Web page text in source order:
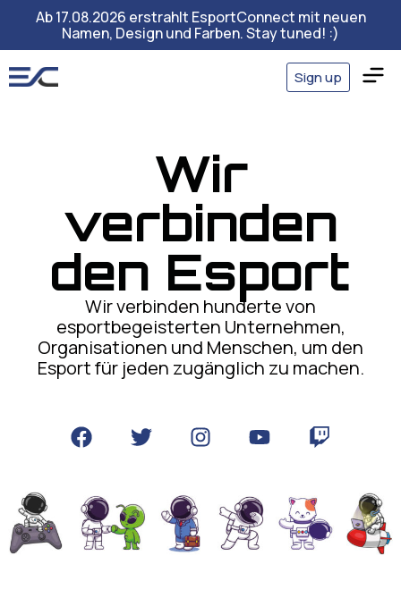
Ab 17.08.2026 erstrahlt EsportConnect mit neuen
Namen, Design und Farben. Stay tuned! :)
Sign up
Wir
verbinden
den Esport
Wir verbinden hunderte von
esportbegeisterten Unternehmen,
Organisationen und Menschen, um den
Esport für jeden zugänglich zu machen.